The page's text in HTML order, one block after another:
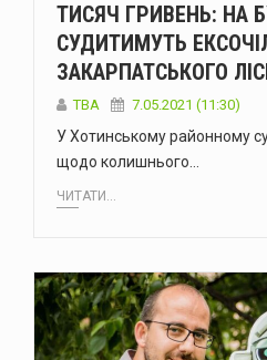
ТИСЯЧ ГРИВЕНЬ: НА
СУДИТИМУТЬ
ЗАКАРПАТСЬКОГО
TBA 7.05.2021 (11:30)
У Хотинському районному
щодо колишнього…
ЧИТАТИ...